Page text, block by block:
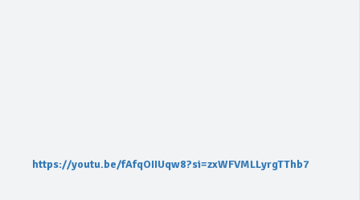
https://youtu.be/fAfqOIIUqw8?si=zxWFVMLLyrgTThb7